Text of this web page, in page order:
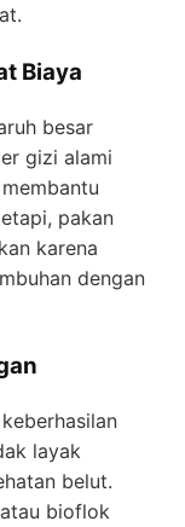
Biaya
besar
gizi alami
pakan
karena
dengan
layak
belut.
bioflok